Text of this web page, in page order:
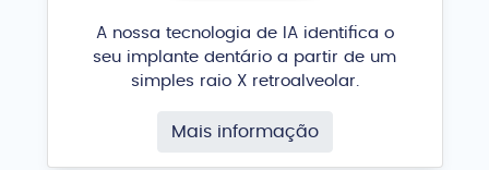
A nossa tecnologia de IA identifica o
seu implante dentário a partir de um
simples raio X retroalveolar.
Mais informação